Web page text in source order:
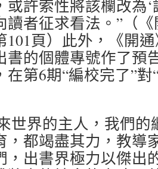
或許索性將該欄改為
讀者征求看法。”（
101頁）此外，《開
書的個體專號作了預
在第6期“編校完了”
世界的主人，我們
，都竭盡其力，教導
，出書界極力以傑出